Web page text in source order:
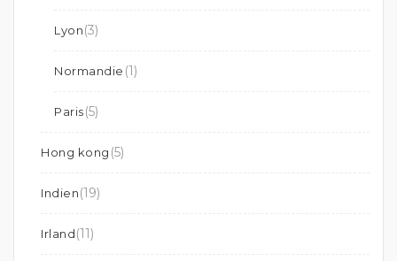
Lyon(3)
Normandie (1)
Paris(5)
Hong kong (5)
Indien(19)
Irland(11)